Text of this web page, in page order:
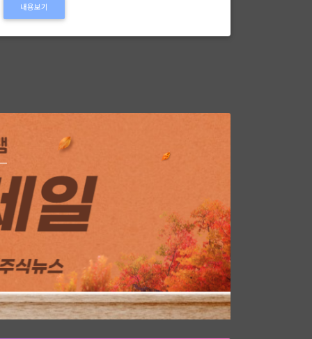
내용보기